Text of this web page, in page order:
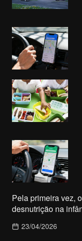
Pela primeira vez,
desnutrição na
23/04/2026